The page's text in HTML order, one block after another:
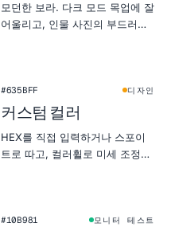
모던한 보라. 다크 모드 목업에 잘
어울리고, 인물 사진의 부드러운
★
#635BFF 디자인
커스텀 컬러
HEX를 직접 입력하거나 스포이
트로 따고, 컬러휠로 미세 조정하
#10B981 모니터 테스트